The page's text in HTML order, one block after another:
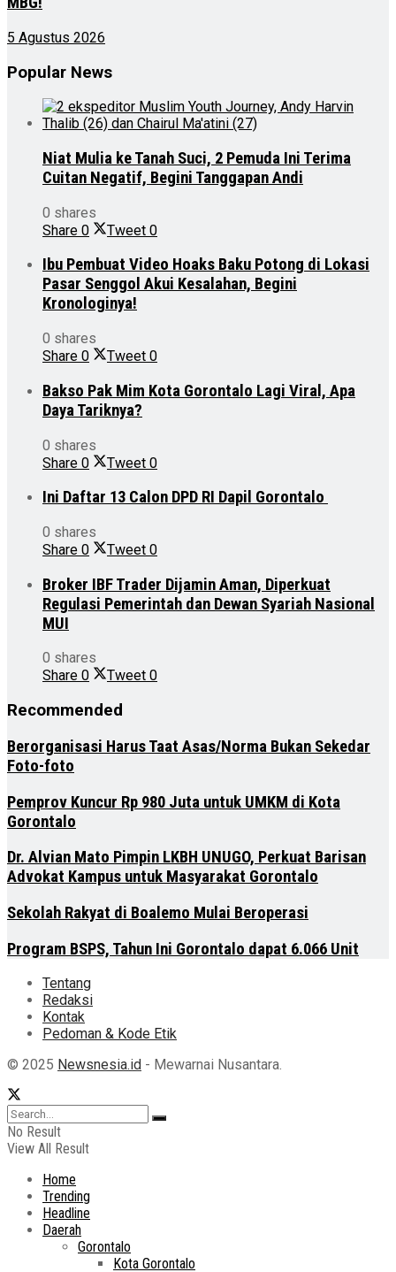
5 Agustus 2026
Popular News
Niat Mulia ke Tanah Suci, 2 Pemuda Ini Terima
Cuitan Negatif, Begini Tanggapan Andi
0 shares
Share 0 Tweet 0
Ibu Pembuat Video Hoaks Baku Potong di Lokasi
Pasar Senggol Akui Kesalahan, Begini
Kronologinya!
0 shares
Share 0 Tweet 0
Bakso Pak Mim Kota Gorontalo Lagi Viral, Apa
Daya Tariknya?
0 shares
Share 0 Tweet 0
Ini Daftar 13 Calon DPD RI Dapil Gorontalo
0 shares
Share 0 Tweet 0
Broker IBF Trader Dijamin Aman, Diperkuat
Regulasi Pemerintah dan Dewan Syariah Nasional
MUI
0 shares
Share 0 Tweet 0
Recommended
Berorganisasi Harus Taat Asas/Norma Bukan Sekedar
Foto-foto
Pemprov Kuncur Rp 980 Juta untuk UMKM di Kota
Gorontalo
Dr. Alvian Mato Pimpin LKBH UNUGO, Perkuat Barisan
Advokat Kampus untuk Masyarakat Gorontalo
Sekolah Rakyat di Boalemo Mulai Beroperasi
Program BSPS, Tahun Ini Gorontalo dapat 6.066 Unit
Tentang
Redaksi
Kontak
Pedoman & Kode Etik
© 2025 Newsnesia.id - Mewarnai Nusantara.
No Result
View All Result
Home
Trending
Headline
Daerah
Gorontalo
Kota Gorontalo